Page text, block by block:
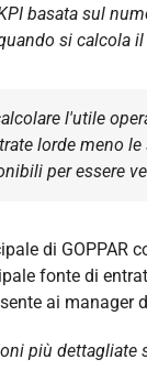
basata sul
si calcola il
l'utile
lorde meno
per essere
di
fonte di
ai manager
più dettagliate